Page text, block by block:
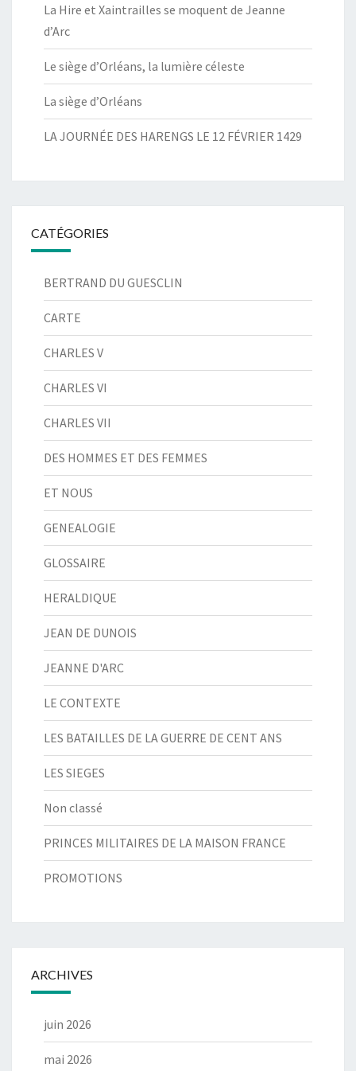
La Hire et Xaintrailles se moquent de Jeanne
d’Arc
Le siège d’Orléans, la lumière céleste
La siège d’Orléans
LA JOURNÉE DES HARENGS LE 12 FÉVRIER 1429
CATÉGORIES
BERTRAND DU GUESCLIN
CARTE
CHARLES V
CHARLES VI
CHARLES VII
DES HOMMES ET DES FEMMES
ET NOUS
GENEALOGIE
GLOSSAIRE
HERALDIQUE
JEAN DE DUNOIS
JEANNE D'ARC
LE CONTEXTE
LES BATAILLES DE LA GUERRE DE CENT ANS
LES SIEGES
Non classé
PRINCES MILITAIRES DE LA MAISON FRANCE
PROMOTIONS
ARCHIVES
juin 2026
mai 2026